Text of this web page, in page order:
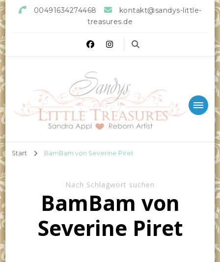
00491634274468
kontakt@sandys-little-
treasures.de
Start BamBam von Severine Piret
Nach Schlagwort suchen
BamBam von
Severine Piret